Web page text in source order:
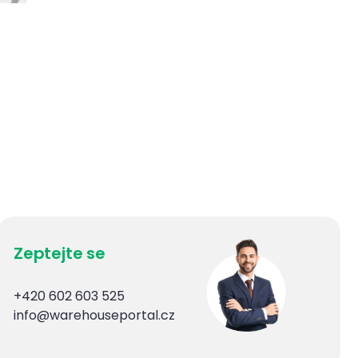
Zeptejte se
+420 602 603 525
info@warehouseportal.cz